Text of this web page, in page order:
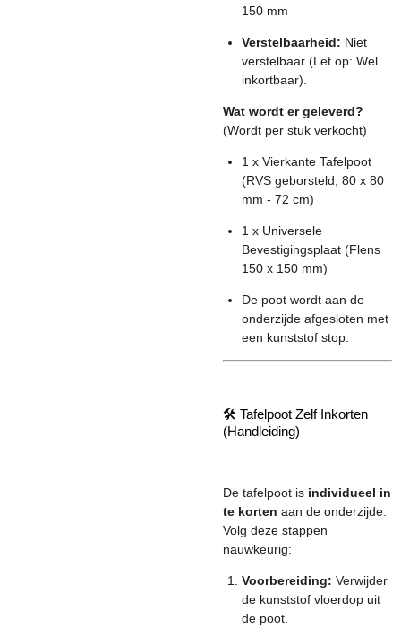
150 mm
Verstelbaarheid: Niet
verstelbaar (Let op: Wel
inkortbaar).
Wat wordt er geleverd?
(Wordt per stuk verkocht)
1 x Vierkante Tafelpoot
(RVS geborsteld, 80 x 80
mm - 72 cm)
1 x Universele
Bevestigingsplaat (Flens
150 x 150 mm)
De poot wordt aan de
onderzijde afgesloten met
een kunststof stop.
🛠️ Tafelpoot Zelf Inkorten
(Handleiding)
De tafelpoot is individueel in
te korten aan de onderzijde.
Volg deze stappen
nauwkeurig:
Voorbereiding: Verwijder
de kunststof vloerdop uit
de poot.